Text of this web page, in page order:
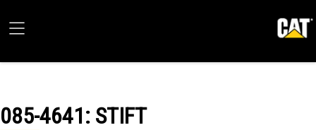
085-4641: STIFT